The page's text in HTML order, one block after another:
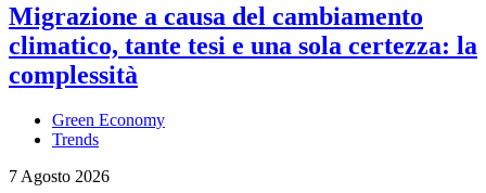
Migrazione a causa del cambiamento
climatico, tante tesi e una sola certezza: la
complessità
Green Economy
Trends
7 Agosto 2026